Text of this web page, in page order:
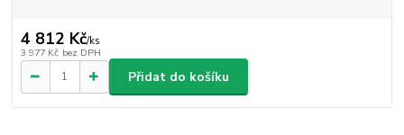
4 812 Kč/ks
3 977 Kč bez DPH
Přidat do košíku